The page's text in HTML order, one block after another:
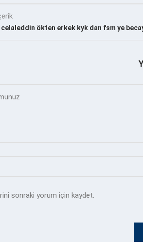
celaleddin ökten erkek kyk dan fsm ye
sonraki yorum için kaydet.